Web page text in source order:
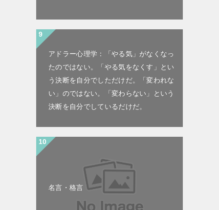
アドラー心理学：「やる気」がなくなっ
たのではない。「やる気をなくす」とい
う決断を自分でしただけだ。「変われな
い」のではない。「変わらない」という
決断を自分でしているだけだ。
名言・格言